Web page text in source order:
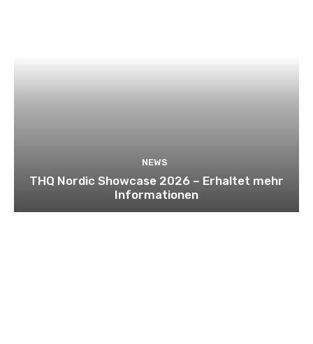
NEWS
THQ Nordic Showcase 2026 – Erhaltet mehr
Informationen